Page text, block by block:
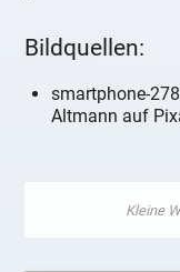
Bildquellen:
smartphone-
Altmann auf